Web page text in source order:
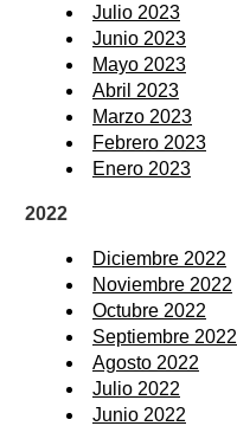
Julio 2023
Junio 2023
Mayo 2023
Abril 2023
Marzo 2023
Febrero 2023
Enero 2023
2022
Diciembre 2022
Noviembre 2022
Octubre 2022
Septiembre 2022
Agosto 2022
Julio 2022
Junio 2022